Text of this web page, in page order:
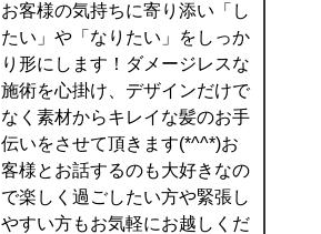
お客様の気持ちに寄り添い「し
たい」や「なりたい」をしっか
り形にします！ダメージレスな
施術を心掛け、デザインだけで
なく素材からキレイな髪のお手
伝いをさせて頂きます(*^^*)お
客様とお話するのも大好きなの
で楽しく過ごしたい方や緊張し
やすい方もお気軽にお越しくだ